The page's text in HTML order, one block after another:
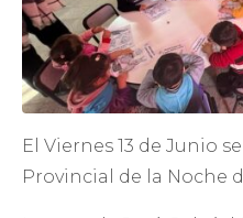
El Viernes 13 de Junio
Provincial de la Noche